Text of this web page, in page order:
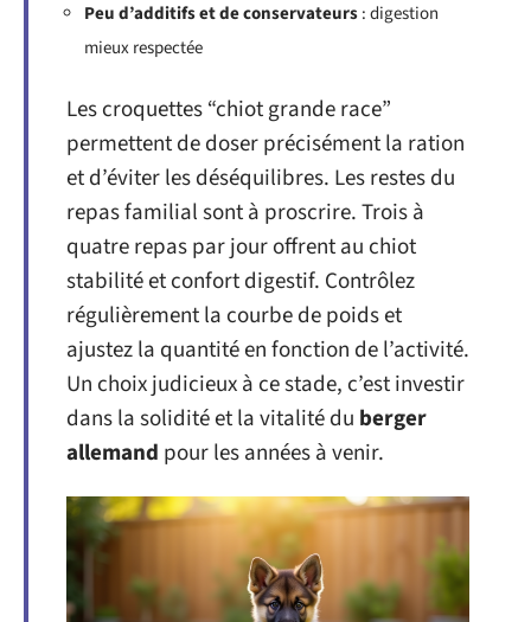
Peu d’additifs et de conservateurs: digestion
mieux respectée
Les croquettes “chiot grande race”
permettent de doser précisément la ration
et d’éviter les déséquilibres. Les restes du
repas familial sont à proscrire. Trois à
quatre repas par jour offrent au chiot
stabilité et confort digestif. Contrôlez
régulièrement la courbe de poids et
ajustez la quantité en fonction de l’activité.
Un choix judicieux à ce stade, c’est investir
dans la solidité et la vitalité du berger
allemand pour les années à venir.